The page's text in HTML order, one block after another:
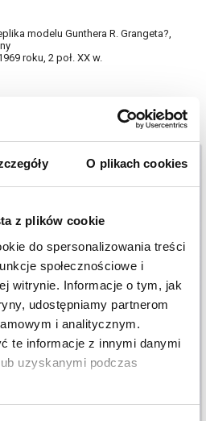
O plikach cookies
z plików cookie
do spersonalizowania treści
społecznościowe i
witrynie. Informacje o tym, jak
udostępniamy partnerom
i analitycznym.
te informacje z innymi danymi
uzyskanymi podczas
modelu Gunthera R. Grangeta?,
roku, 2 poł. XX w.